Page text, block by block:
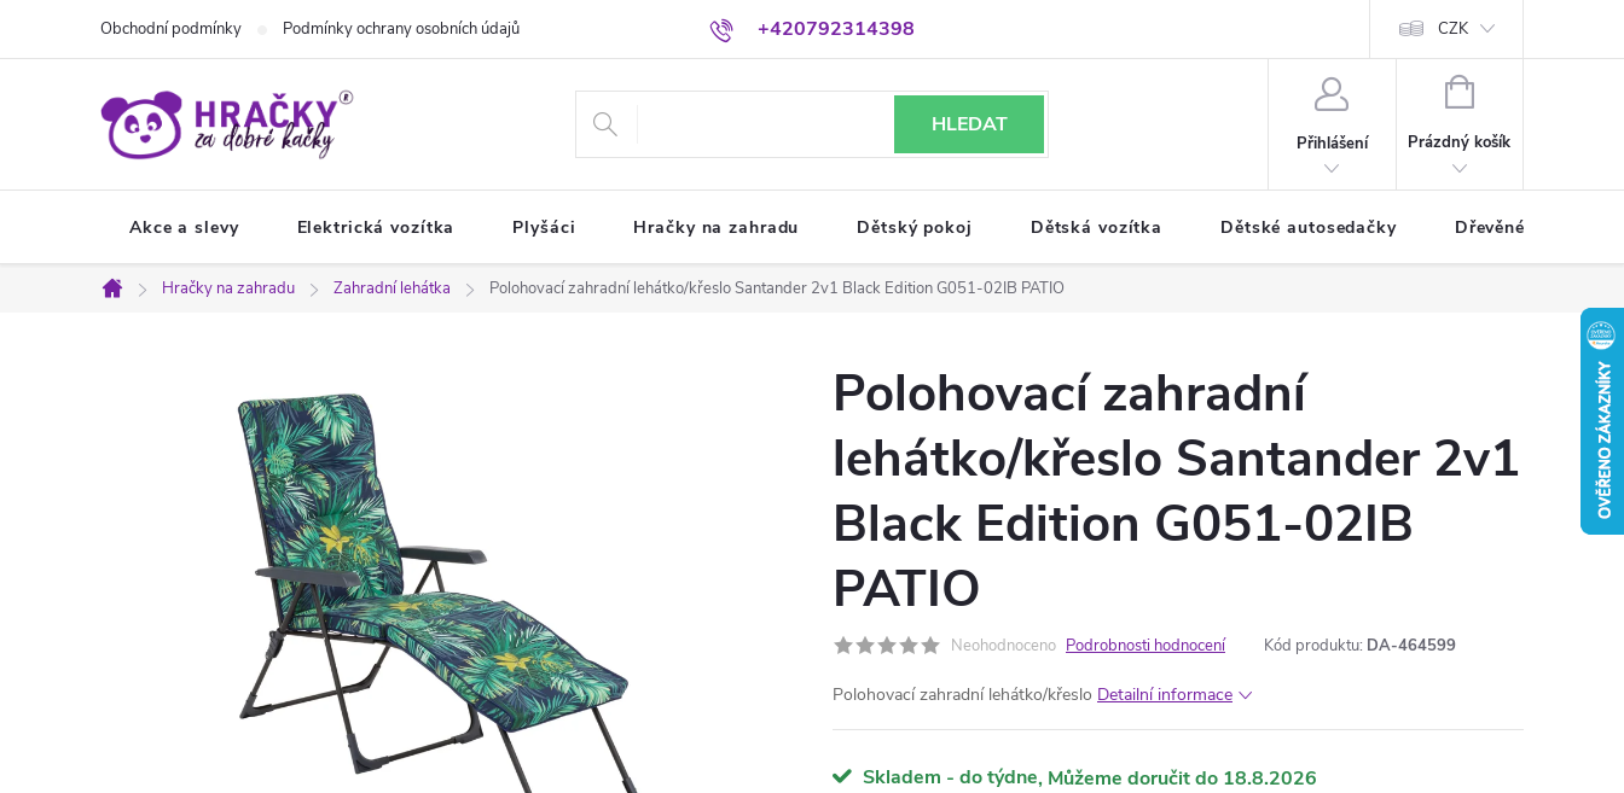
+420792314398
Obchodní podmínky Podmínky ochrany osobních údajů CZK
HLEDAT
Přihlášení
NÁKUPNÍ
Prázdný košík
Akce a slevy Elektrická vozítka Plyšáci Hračky na zahradu Dětský pokoj Dětská vozítka Dětské autosedačky Dřevěné hračky
Domů
Hračky na zahradu Zahradní lehátka Polohovací zahradní lehátko/křeslo Santander 2v1 Black Edition G051-02IB PATIO
Polohovací zahradní
lehátko/křeslo Santander 2v1
Black Edition G051-02IB
PATIO
Neohodnoceno Podrobnosti hodnocení Kód produktu: DA-464599
Polohovací zahradní lehátko/křeslo Detailní informace
Skladem - do týdne 18.8.2026